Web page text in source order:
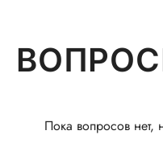
Пока вопросов нет,